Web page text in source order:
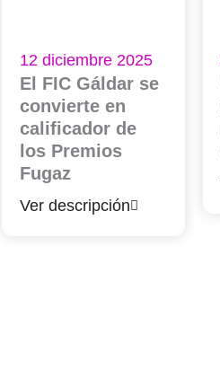
12 diciembre 2025
El FIC Gáldar se
convierte en
calificador de
los Premios
Fugaz
Ver descripción